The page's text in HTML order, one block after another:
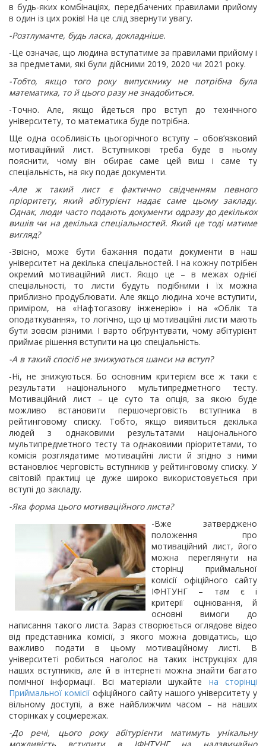
в будь-яких комбінаціях, передбачених правилами прийому
в один із цих років! На це слід звернути увагу.
-Розтлумачте, будь ласка, докладніше.
-Це означає, що людина вступатиме за правилами прийому і
за предметами, які були дійсними 2019, 2020 чи 2021 року.
-Тобто, якщо того року випускнику не потрібна була
математика, то й цього разу не знадобиться.
-Точно. Але, якщо йдеться про вступ до технічного
університету, то математика буде потрібна.
Ще одна особливість цьогорічного вступу – обов’язковий
мотиваційний лист. Вступникові треба буде в ньому
пояснити, чому він обирає саме цей виш і саме ту
спеціальність, на яку подає документи.
-Але ж такий лист є фактично свідченням певного
пріоритету, який абітурієнт надає саме цьому закладу.
Однак, люди часто подають документи одразу до декількох
вишів чи на декілька спеціальностей. Який це тоді матиме
вигляд?
-Звісно, може бути бажання подати документи в наш
університет на декілька спеціальностей. І на кожну потрібен
окремий мотиваційний лист. Якщо це – в межах однієї
спеціальності, то листи будуть подібними і їх можна
приблизно продублювати. Але якщо людина хоче вступити,
приміром, на «Нафтогазову інженерію» і на «Облік та
оподаткування», то логічно, що ці мотиваційні листи мають
бути зовсім різними. І варто обґрунтувати, чому абітурієнт
приймає рішення вступити на цю спеціальність.
-А в такий спосіб не знижуються шанси на вступ?
-Ні, не знижуються. Бо основним критерієм все ж таки є
результати національного мультипредметного тесту.
Мотиваційний лист – це суто та опція, за якою буде
можливо встановити першочерговість вступника в
рейтинговому списку. Тобто, якщо виявиться декілька
людей з однаковими результатами національного
мультипредметного тесту та однаковими пріоритетами, то
комісія розглядатиме мотиваційні листи й згідно з ними
встановлює черговість вступників у рейтинговому списку. У
світовій практиці це дуже широко використовується при
вступі до закладу.
-Яка форма цього мотиваційного листа?
-Вже затверджено
положення про
мотиваційний лист, його
можна переглянути на
сторінці приймальної
комісії офіційного сайту
ІФНТУНГ – там є і
критерії оцінювання, й
основні вимоги до
написання такого листа. Зараз створюється оглядове відео
від представника комісії, з якого можна довідатись, що
важливо подати в цьому мотиваційному листі. В
університеті робиться наголос на таких інструкціях для
наших вступників, але й в інтернеті можна знайти багато
помічної інформації. Всі матеріали шукайте на сторінці
Приймальної комісіїофіційного сайту нашого університету у
вільному доступі, а вже найближчим часом – на наших
сторінках у соцмережах.
-До речі, цього року абітурієнти матимуть унікальну